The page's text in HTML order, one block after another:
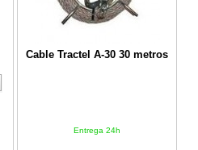
Cable Tractel A-30 30 metros
Entrega 24h